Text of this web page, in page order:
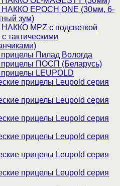
EPOCH ONE (30мм, 6-
зум)
MPZ с подсветкой
тактическими
Пилад Вологда
прицелы ПОСП (Беларусь)
LEUPOLD
прицелы Leupold серия
прицелы Leupold серия
прицелы Leupold серия
прицелы Leupold серия
прицелы Leupold серия
прицелы Leupold серия